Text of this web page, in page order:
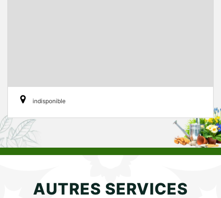
indisponible
AUTRES SERVICES